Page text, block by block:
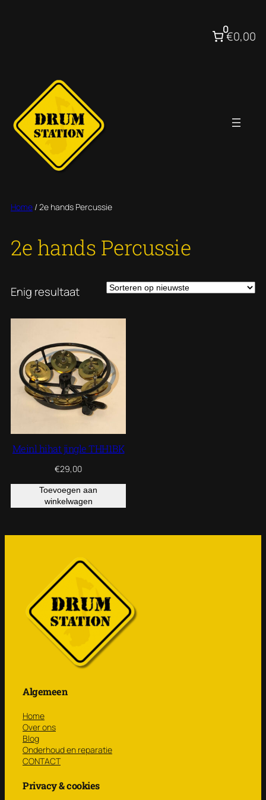
0€0,00
Home / 2e hands Percussie
2e hands Percussie
Enig resultaat
Meinl hihat jingle THH1BK
€29,00
Toevoegen aan
winkelwagen
Algemeen
Home
Over ons
Blog
Onderhoud en reparatie
CONTACT
Privacy & cookies